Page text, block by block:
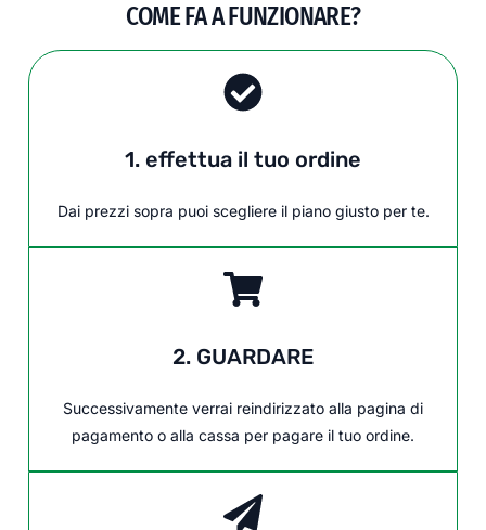
COME FA A FUNZIONARE?
1. effettua il tuo ordine
Dai prezzi sopra puoi scegliere il piano giusto per te.
2. GUARDARE
Successivamente verrai reindirizzato alla pagina di
pagamento o alla cassa per pagare il tuo ordine.